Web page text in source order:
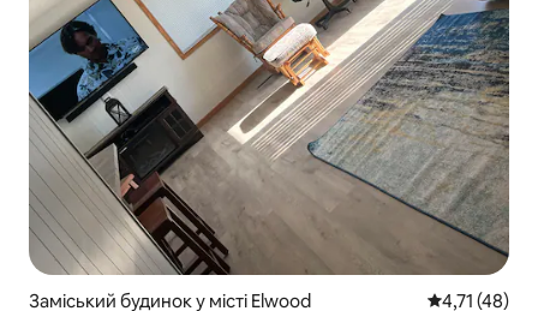
Заміський будинок у місті Elwood Середня
4,71 (48)